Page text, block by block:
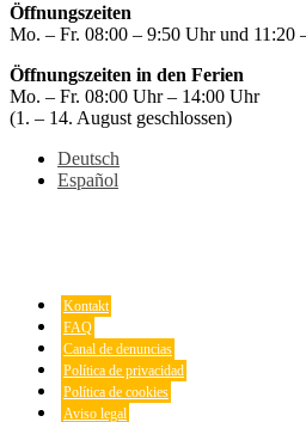
Öffnungszeiten
Mo. – Fr. 08:00 – 9:50 Uhr und 11:20
Öffnungszeiten in den Ferien
Mo. – Fr. 08:00 Uhr – 14:00 Uhr
(1. – 14. August geschlossen)
Deutsch
Español
Kontakt
FAQ
Canal de denuncias
Política de privacidad
Política de cookies
Aviso legal